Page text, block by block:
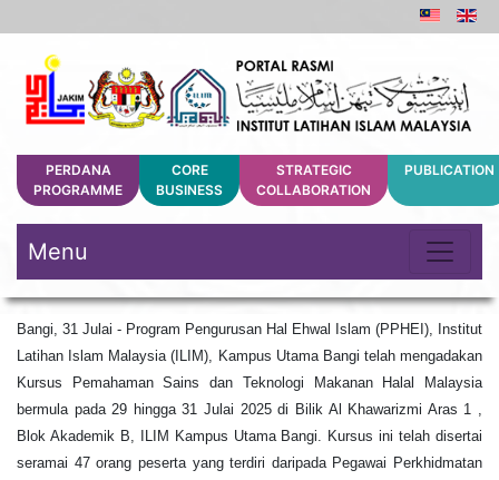
PERDANA
PROGRAMME
CORE
BUSINESS
STRATEGIC
COLLABORATION
PUBLICATION
Menu
Bangi, 31 Julai - Program Pengurusan Hal Ehwal Islam (PPHEI), Institut
Latihan Islam Malaysia (ILIM), Kampus Utama Bangi telah mengadakan
Kursus Pemahaman Sains dan Teknologi Makanan Halal Malaysia
bermula pada 29 hingga 31 Julai 2025 di Bilik Al Khawarizmi Aras 1 ,
Blok Akademik B, ILIM Kampus Utama Bangi. Kursus ini telah disertai
seramai 47 orang peserta yang terdiri daripada Pegawai Perkhidmatan